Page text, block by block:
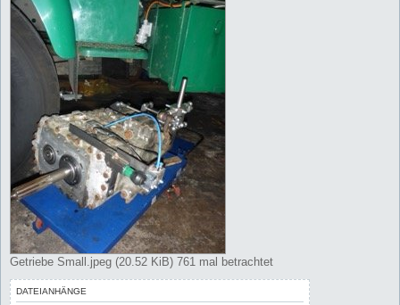
Getriebe Small.jpeg (20.52 KiB) 761 mal betrachtet
DATEIANHÄNGE